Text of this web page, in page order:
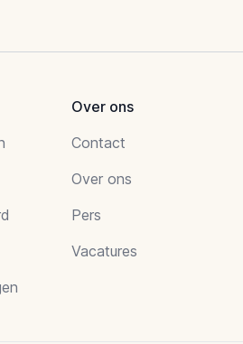
Over ons
Contact
Over ons
Pers
Vacatures